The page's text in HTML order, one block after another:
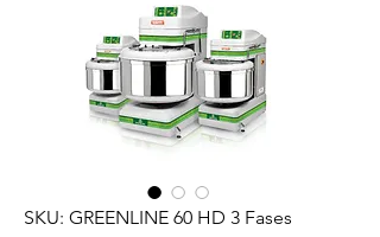
SKU: GREENLINE 60 HD 3 Fases